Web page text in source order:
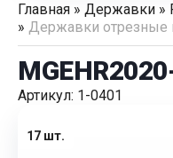
Главная » Державки »
» Державки отрезные
Артикул: 1-0401
17 шт.